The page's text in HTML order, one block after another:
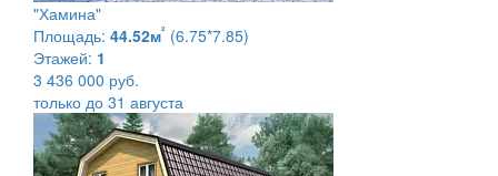
"Хамина"
Площадь: 44.52м² (6.75*7.85)
Этажей: 1
3 436 000 руб.
только до 31 августа